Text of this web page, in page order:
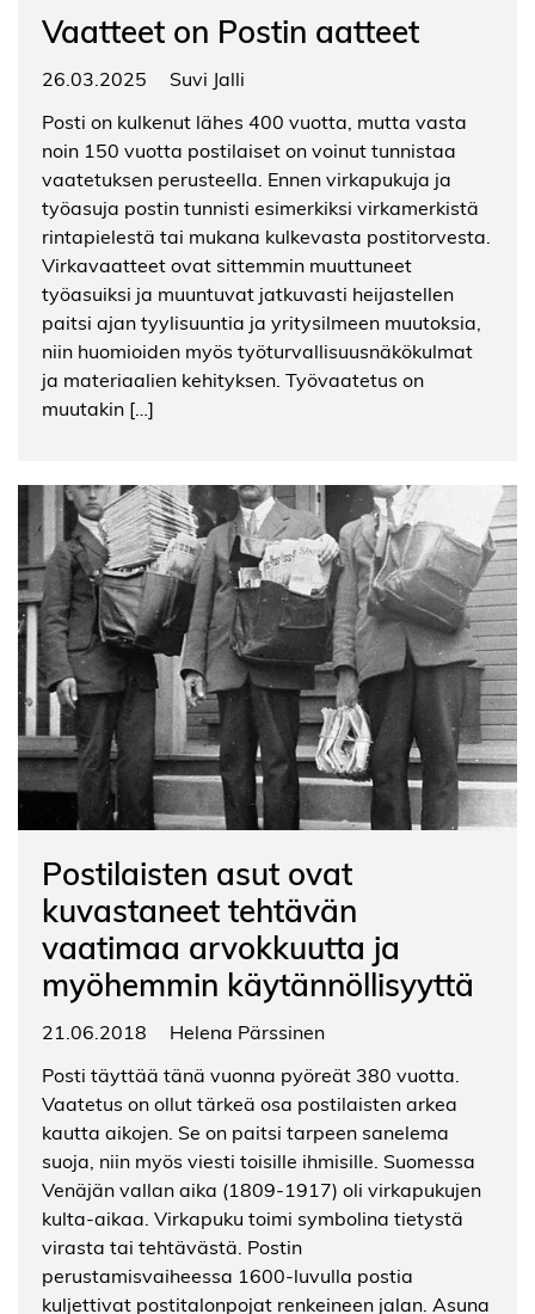
Vaatteet on Postin aatteet
26.03.2025
Suvi Jalli
Posti on kulkenut lähes 400 vuotta, mutta vasta
noin 150 vuotta postilaiset on voinut tunnistaa
vaatetuksen perusteella. Ennen virkapukuja ja
työasuja postin tunnisti esimerkiksi virkamerkistä
rintapielestä tai mukana kulkevasta postitorvesta.
Virkavaatteet ovat sittemmin muuttuneet
työasuiksi ja muuntuvat jatkuvasti heijastellen
paitsi ajan tyylisuuntia ja yritysilmeen muutoksia,
niin huomioiden myös työturvallisuusnäkökulmat
ja materiaalien kehityksen. Työvaatetus on
muutakin […]
Postilaisten asut ovat
kuvastaneet tehtävän
vaatimaa arvokkuutta ja
myöhemmin käytännöllisyyttä
21.06.2018
Helena Pärssinen
Posti täyttää tänä vuonna pyöreät 380 vuotta.
Vaatetus on ollut tärkeä osa postilaisten arkea
kautta aikojen. Se on paitsi tarpeen sanelema
suoja, niin myös viesti toisille ihmisille. Suomessa
Venäjän vallan aika (1809-1917) oli virkapukujen
kulta-aikaa. Virkapuku toimi symbolina tietystä
virasta tai tehtävästä. Postin
perustamisvaiheessa 1600-luvulla postia
kuljettivat postitalonpojat renkeineen jalan. Asuna